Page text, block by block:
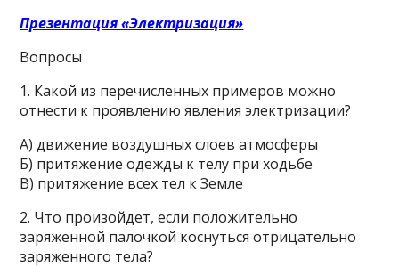
Презентация «Электризация»
Вопросы
1. Какой из перечисленных примеров можно
отнести к проявлению явления электризации?
А) движение воздушных слоев атмосферы
Б) притяжение одежды к телу при ходьбе
В) притяжение всех тел к Земле
2. Что произойдет, если положительно
заряженной палочкой коснуться отрицательно
заряженного тела?